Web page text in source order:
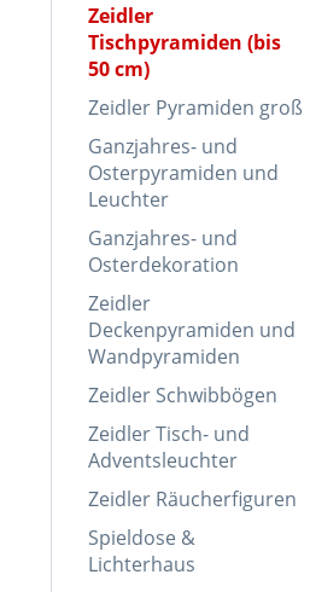
Zeidler
Tischpyramiden (bis
50 cm)
Zeidler Pyramiden groß
Ganzjahres- und
Osterpyramiden und
Leuchter
Ganzjahres- und
Osterdekoration
Zeidler
Deckenpyramiden und
Wandpyramiden
Zeidler Schwibbögen
Zeidler Tisch- und
Adventsleuchter
Zeidler Räucherfiguren
Spieldose &
Lichterhaus